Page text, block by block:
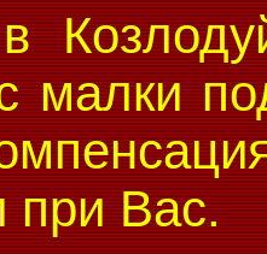
малки
при Вас.